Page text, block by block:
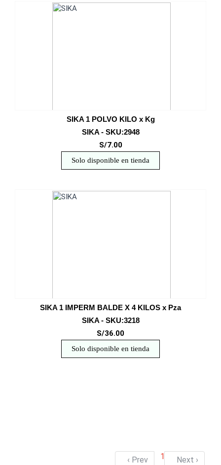
SIKA 1 POLVO KILO x Kg
SIKA - SKU:2948
S/7.00
Solo disponible en tienda
SIKA 1 IMPERM BALDE X 4 KILOS x Pza
SIKA - SKU:3218
S/36.00
Solo disponible en tienda
‹ Prev 1 Next ›